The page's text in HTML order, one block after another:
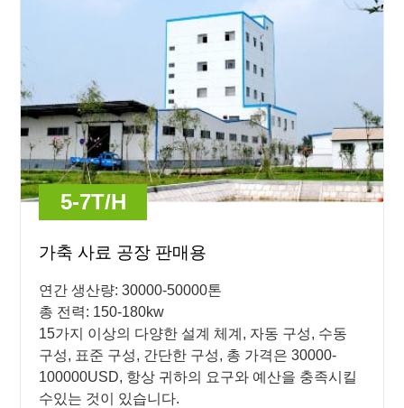
5-7T/H
가축 사료 공장 판매용
연간 생산량: 30000-50000톤
총 전력: 150-180kw
15가지 이상의 다양한 설계 체계, 자동 구성, 수동
구성, 표준 구성, 간단한 구성, 총 가격은 30000-
100000USD, 항상 귀하의 요구와 예산을 충족시킬
수있는 것이 있습니다.